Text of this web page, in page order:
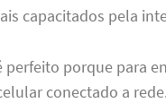
capacitados pela
perfeito porque para
conectado a rede.